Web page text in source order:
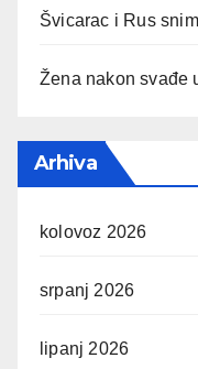
Švicarac i Rus
Žena nakon svađe
Arhiva
kolovoz 2026
srpanj 2026
lipanj 2026